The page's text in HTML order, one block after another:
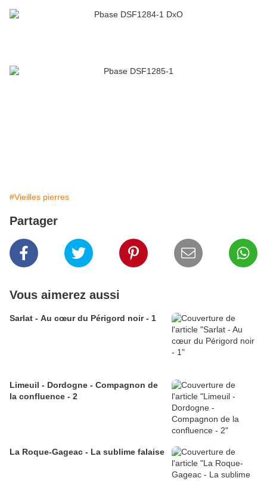
#Vieilles pierres
Partager
Vous aimerez aussi
Sarlat - Au cœur du Périgord noir - 1
Limeuil - Dordogne - Compagnon de
la confluence - 2
La Roque-Gageac - La sublime falaise